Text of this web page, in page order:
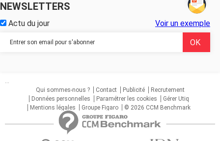
NEWSLETTERS
Actu du jour Voir un exemple
...
Qui sommes-nous ?
Contact Publicité
Recrutement
Données personnelles
Paramétrer les cookies
Gérer Utiq
Mentions légales
Groupe Figaro © 2026 CCM Benchmark